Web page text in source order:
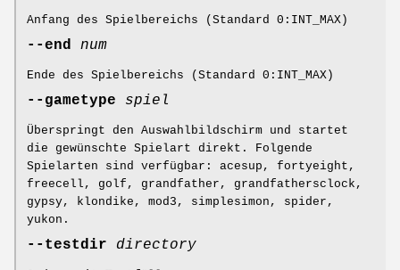
Anfang des Spielbereichs (Standard 0:INT_MAX)
--end num
Ende des Spielbereichs (Standard 0:INT_MAX)
--gametype spiel
Überspringt den Auswahlbildschirm und startet
die gewünschte Spielart direkt. Folgende
Spielarten sind verfügbar: acesup, fortyeight,
freecell, golf, grandfather, grandfathersclock,
gypsy, klondike, mod3, simplesimon, spider,
yukon.
--testdir directory